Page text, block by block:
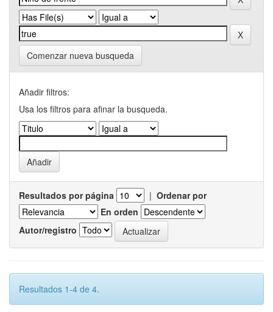
Comenzar nueva busqueda
Añadir filtros:
Usa los filtros para afinar la busqueda.
Resultados por página | Ordenar por
En orden
Autor/registro
Resultados 1-4 de 4.